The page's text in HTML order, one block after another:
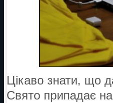
Цікаво знати, що
Свято припадає